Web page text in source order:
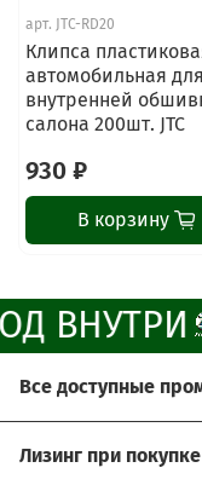
арт. JTC-RD20
Клипса
автомобильная для
внутренней
салона 200шт. JTC
930 ₽
В корзину
ВНУТРИ
Все доступные
Лизинг при
Наши
Свяжитесь с
мессенджер!
Написать
Отдел
Позвонить
Группа